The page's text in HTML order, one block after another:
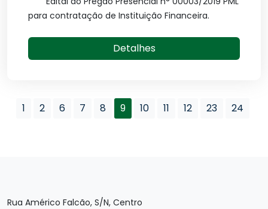
para contratação de Instituição Financeira.
Detalhes
1 2 6 7 8 9 10 11 12 23 24
Rua Américo Falcão, S/N, Centro